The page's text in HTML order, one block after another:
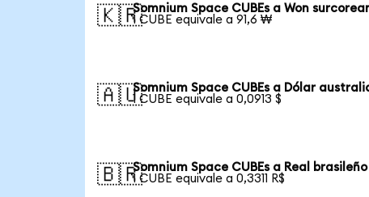
🇰🇷Somnium Space CUBEs a Won
1 CUBE equivale a 91,6 ₩
🇦🇺Somnium Space CUBEs a Dólar
1 CUBE equivale a 0,0913 $
🇧🇷Somnium Space CUBEs a Real brasileño
1 CUBE equivale a 0,3311 R$